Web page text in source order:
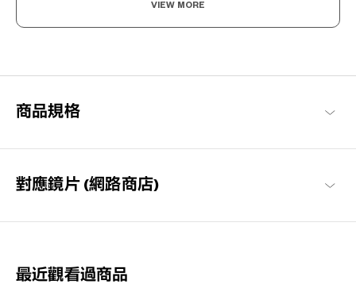
「時代反映出當代時尚」這句話傳達出，眼鏡也跟隨著時代而進
VIEW MORE
商品規格
對應鏡片 (網路商店)
最近觀看過商品